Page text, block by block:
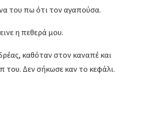
του πω ότι τον αγαπούσα.
η πεθερά μου.
καθόταν στον καναπέ και
του. Δεν σήκωσε καν το κεφάλι.